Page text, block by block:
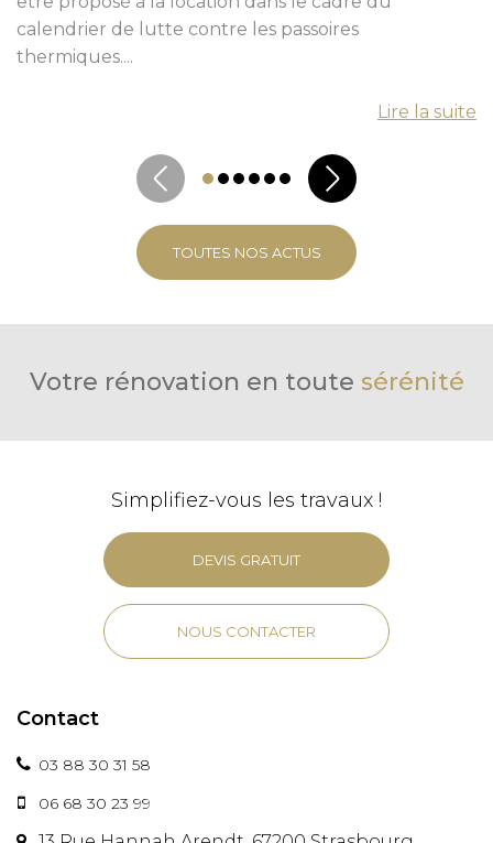
calendrier de lutte contre les passoires
thermiques....
Lire la suite
TOUTES NOS ACTUS
Votre rénovation en toute sérénité
Simplifiez-vous les travaux !
DEVIS GRATUIT
NOUS CONTACTER
Contact
03 88 30 31 58
06 68 30 23 99